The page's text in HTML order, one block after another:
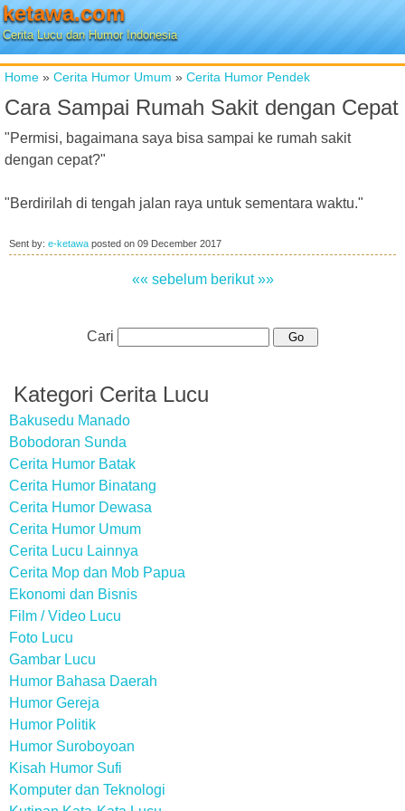
ketawa.com
Cerita Lucu dan Humor Indonesia
Home » Cerita Humor Umum » Cerita Humor Pendek
Cara Sampai Rumah Sakit dengan Cepat
"Permisi, bagaimana saya bisa sampai ke rumah sakit
dengan cepat?"
"Berdirilah di tengah jalan raya untuk sementara waktu."
Sent by: e-ketawa posted on 09 December 2017
«« sebelum berikut »»
Cari
Kategori Cerita Lucu
Bakusedu Manado
Bobodoran Sunda
Cerita Humor Batak
Cerita Humor Binatang
Cerita Humor Dewasa
Cerita Humor Umum
Cerita Lucu Lainnya
Cerita Mop dan Mob Papua
Ekonomi dan Bisnis
Film / Video Lucu
Foto Lucu
Gambar Lucu
Humor Bahasa Daerah
Humor Gereja
Humor Politik
Humor Suroboyoan
Kisah Humor Sufi
Komputer dan Teknologi